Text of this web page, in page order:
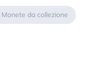
Monete da collezione